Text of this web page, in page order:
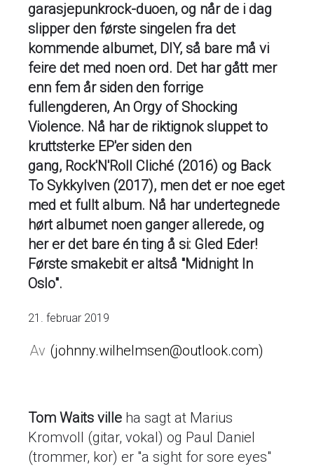
garasjepunkrock-duoen, og når de i dag
slipper den første singelen fra det
kommende albumet, DIY, så bare må vi
feire det med noen ord. Det har gått mer
enn fem år siden den forrige
fullengderen, An Orgy of Shocking
Violence. Nå har de riktignok sluppet to
kruttsterke EP'er siden den
gang, Rock'N'Roll Cliché (2016) og Back
To Sykkylven (2017), men det er noe eget
med et fullt album. Nå har undertegnede
hørt albumet noen ganger allerede, og
her er det bare én ting å si: Gled Eder!
Første smakebit er altså "Midnight In
Oslo".
21. februar 2019
johnny.wilhelmsen@outlook.com
Tom Waits ville ha sagt at Marius
Kromvoll (gitar, vokal) og Paul Daniel
(trommer, kor) er "a sight for sore eyes"